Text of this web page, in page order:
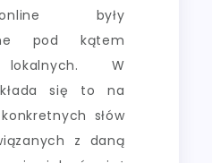
były
pod kątem
lokalnych. W
się to na
słów
z daną